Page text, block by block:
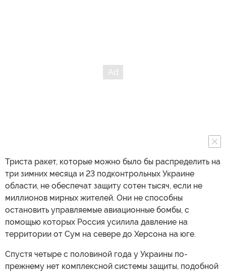
Триста ракет, которые можно было бы распределить на
три зимних месяца и 23 подконтрольных Украине
области, не обеспечат защиту сотен тысяч, если не
миллионов мирных жителей. Они не способны
остановить управляемые авиационные бомбы, с
помощью которых Россия усилила давление на
территории от Сум на севере до Херсона на юге.
Спустя четыре с половиной года у Украины по-
прежнему нет комплексной системы защиты, подобной